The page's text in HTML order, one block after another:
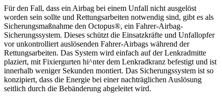
Für den Fall, dass ein Airbag bei einem Unfall nicht ausgelöst
worden sein sollte und Rettungsarbeiten notwendig sind, gibt es als
Sicherungsmaßnahme den Octopus®, ein Fahrer-Airbag-
Sicherungssystem. Dieses schützt die Einsatzkräfte und Unfallopfer
vor unkontrolliert auslösenden Fahrer-Airbags während der
Rettungsarbeiten. Das System wird einfach auf der Lenkradmitte
plaziert, mit Fixiergurten hi^nter dem Lenkradkranz befestigt und ist
innerhalb weniger Sekunden montiert. Das Sicherungssystem ist so
konzipiert, dass die Energie bei einer nachträglichen Auslösung
seitlich durch die Bebänderung abgeleitet wird.